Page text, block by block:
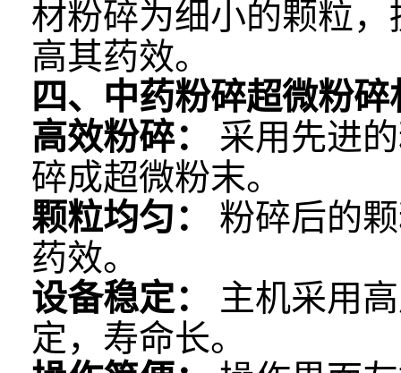
材粉碎为细小的颗粒
高其药效。
四、中药粉碎超微粉
高效粉碎：
采用先进
碎成超微粉末。
颗粒均匀：
粉碎后的
药效。
设备稳定：
主机采用
定，寿命长。